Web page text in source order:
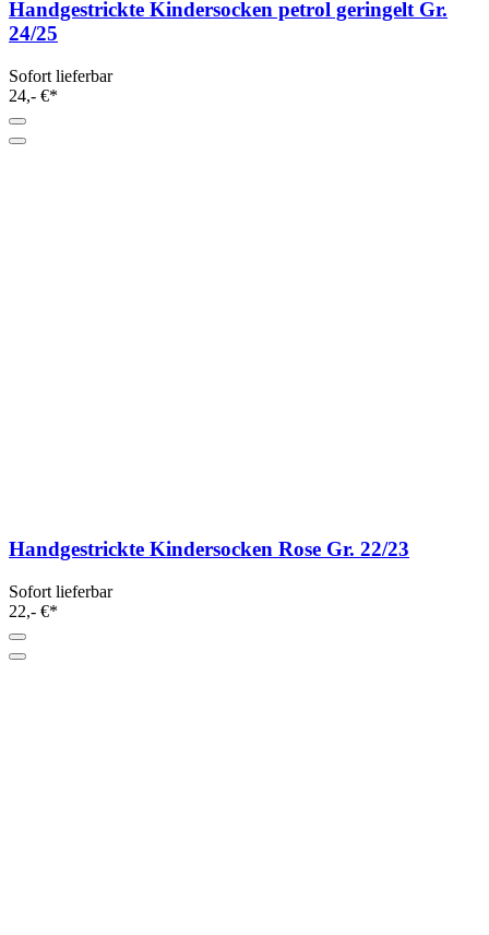
Handgestrickte Kindersocken petrol geringelt Gr.
24/25
Sofort lieferbar
24,- €*
Handgestrickte Kindersocken Rose Gr. 22/23
Sofort lieferbar
22,- €*